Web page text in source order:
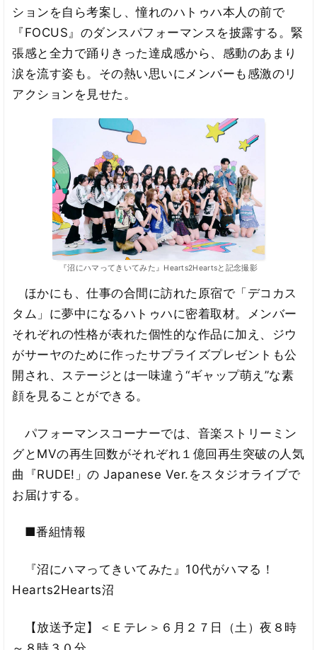
ションを自ら考案し、憧れのハトゥハ本人の前で
『FOCUS』のダンスパフォーマンスを披露する。緊
張感と全力で踊りきった達成感から、感動のあまり
涙を流す姿も。その熱い思いにメンバーも感激のリ
アクションを見せた。
『沼にハマってきいてみた』Hearts2Heartsと記念撮影
ほかにも、仕事の合間に訪れた原宿で「デコカス
タム」に夢中になるハトゥハに密着取材。メンバー
それぞれの性格が表れた個性的な作品に加え、ジウ
がサーヤのために作ったサプライズプレゼントも公
開され、ステージとは一味違う“ギャップ萌え”な素
顔を見ることができる。
パフォーマンスコーナーでは、音楽ストリーミン
グとMVの再生回数がそれぞれ１億回再生突破の人気
曲『RUDE!」の Japanese Ver.をスタジオライブで
お届けする。
■番組情報
『沼にハマってきいてみた』10代がハマる！
Hearts2Hearts沼
【放送予定】＜Ｅテレ＞６月２７日（土）夜８時